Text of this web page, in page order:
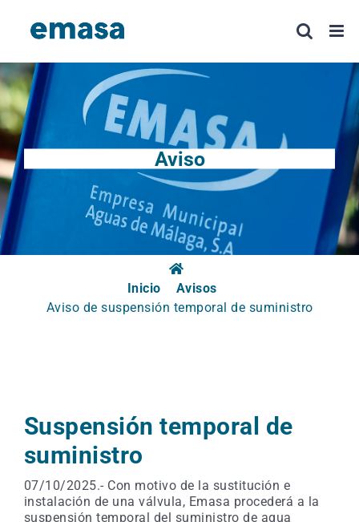
Aviso
Inicio
Avisos
Aviso de suspensión temporal de suministro
Suspensión temporal de
suministro
07/10/2025.- Con motivo de la sustitución e
instalación de una válvula, Emasa procederá a la
suspensión temporal del suministro de agua